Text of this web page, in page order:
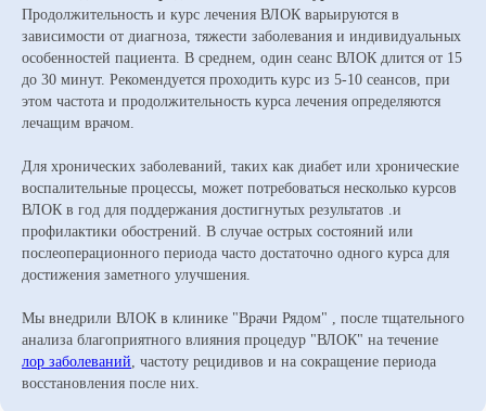
Продолжительность и курс лечения ВЛОК варьируются в
зависимости от диагноза, тяжести заболевания и индивидуальных
особенностей пациента. В среднем, один сеанс ВЛОК длится от 15
до 30 минут. Рекомендуется проходить курс из 5-10 сеансов, при
этом частота и продолжительность курса лечения определяются
лечащим врачом.
Для хронических заболеваний, таких как диабет или хронические
воспалительные процессы, может потребоваться несколько курсов
ВЛОК в год для поддержания достигнутых результатов .и
профилактики обострений. В случае острых состояний или
послеоперационного периода часто достаточно одного курса для
достижения заметного улучшения.
Мы внедрили ВЛОК в клинике "Врачи Рядом" , после тщательного
анализа благоприятного влияния процедур "ВЛОК" на течение
лор заболеваний , частоту рецидивов и на сокращение периода
восстановления после них.